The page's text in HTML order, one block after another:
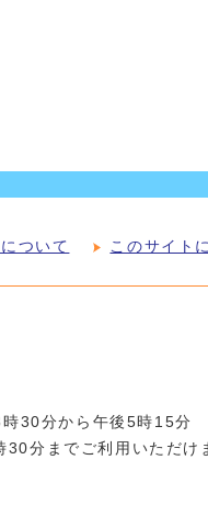
ついて このサイト
30分から午後5時15分
分までご利用いただけ